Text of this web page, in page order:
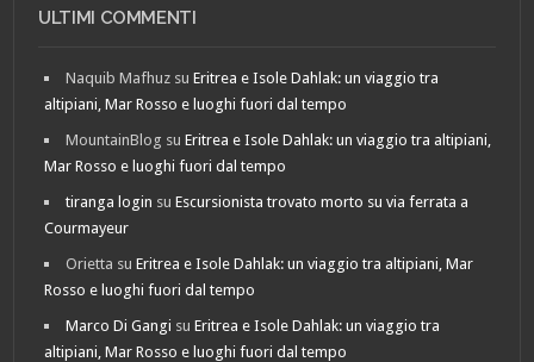
ULTIMI COMMENTI
Naquib Mafhuz suEritrea e Isole Dahlak: un viaggio tra
altipiani, Mar Rosso e luoghi fuori dal tempo
MountainBlog suEritrea e Isole Dahlak: un viaggio tra altipiani,
Mar Rosso e luoghi fuori dal tempo
tiranga login suEscursionista trovato morto su via ferrata a
Courmayeur
Orietta suEritrea e Isole Dahlak: un viaggio tra altipiani, Mar
Rosso e luoghi fuori dal tempo
Marco Di Gangi suEritrea e Isole Dahlak: un viaggio tra
altipiani, Mar Rosso e luoghi fuori dal tempo